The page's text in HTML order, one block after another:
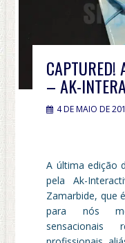
CAPTURED!
– AK-
4 DE MAIO DE
A última edição
pela Ak-
Zamarbide, que
para nós
sensacionais